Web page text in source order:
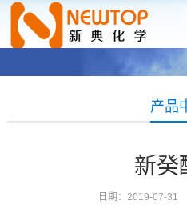
产品
新癸
日期：2019-07-31